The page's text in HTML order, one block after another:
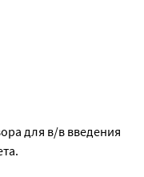
для в/в введения